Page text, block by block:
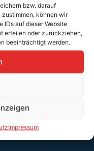
bzw. darauf
zustimmen, können wir
IDs auf dieser Website
erteilen oder zurückziehen,
beeinträchtigt werden.
Impressum